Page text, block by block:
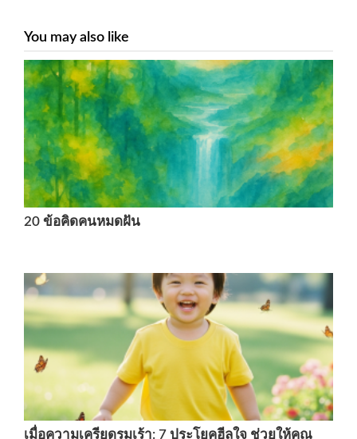
You may also like
20 ข้อคิดคนหมดฝัน
เมื่อความเครียดรุมเร้า: 7 ประโยคฮีลใจ ช่วยให้คุณ